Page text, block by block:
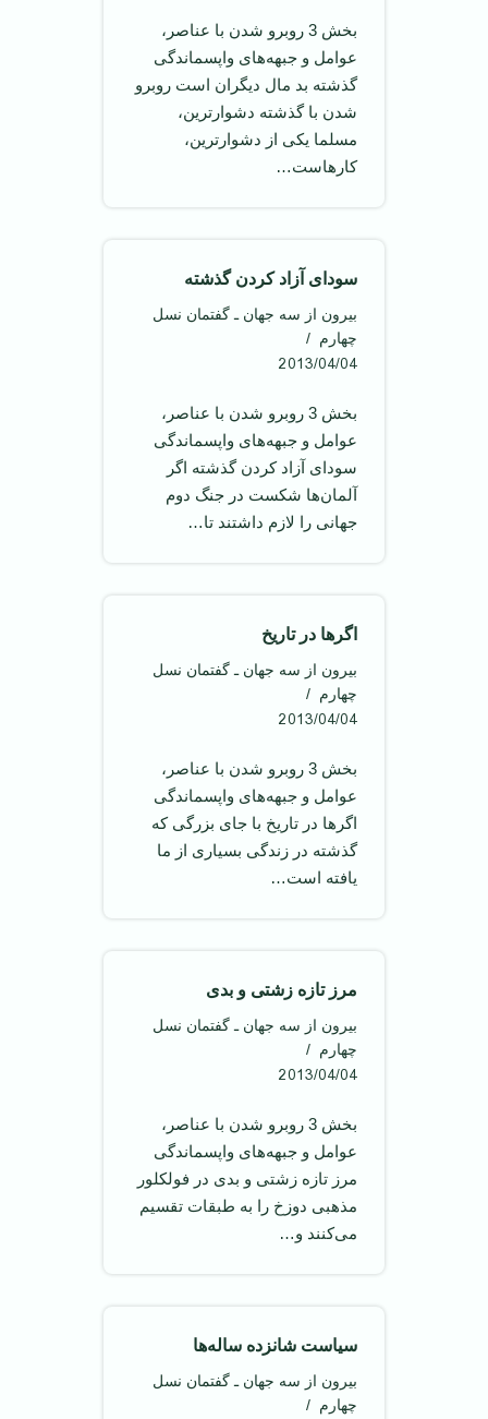
بخش 3 روبرو شدن با عناصر،
عوامل و جبهه‌های واپسماندگی
گذشته بد مال ديگران است روبرو
شدن با گذشته دشوار‌ترين،
مسلما يکی از دشوار‌ترين،
کارهاست…
سودای آزاد کردن گذشته
بیرون از سه جهان ـ گفتمان نسل
چهارم
2013/04/04
بخش 3 روبرو شدن با عناصر،
عوامل و جبهه‌های واپسماندگی
سودای آزاد کردن گذشته اگر
آلمان‌ها شکست در جنگ دوم
جهانی را لازم داشتند تا…
اگرها در تاريخ
بیرون از سه جهان ـ گفتمان نسل
چهارم
2013/04/04
بخش 3 روبرو شدن با عناصر،
عوامل و جبهه‌های واپسماندگی
اگرها در تاريخ با جای بزرگی که
گذشته در زندگی بسياری از ما
يافته است…
مرز تازه زشتی و بدی
بیرون از سه جهان ـ گفتمان نسل
چهارم
2013/04/04
بخش 3 روبرو شدن با عناصر،
عوامل و جبهه‌های واپسماندگی
مرز تازه زشتی و بدی در فولکلور
مذهبی دوزخ را به طبقات تقسيم
می‌کنند و…
سياست شانزده ساله‌ها
بیرون از سه جهان ـ گفتمان نسل
چهارم